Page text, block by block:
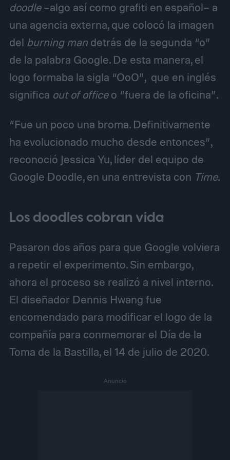
doodle–algo así como grafiti en español– a
una agencia externa, que colocó la imagen
del burning mandetrás de la segunda “o”
de la palabra Google. De esta manera, el
logo formaba la sigla “OoO”, que en inglés
significa out of officeo “fuera de la oficina”.
“Fue un poco una broma. Definitivamente
ha evolucionado mucho desde entonces”,
reconoció Jessica Yu, líder del equipo de
Google Doodle, en una entrevista con Time.
Los doodles cobran vida
Pasaron dos años para que Google volviera
a repetir el experimento. Sin embargo,
ahora el proceso se realizó a nivel interno.
El diseñador Dennis Hwang fue
encomendado para modificar el logo de la
compañía para conmemorar el Día de la
Toma de la Bastilla, el 14 de julio de 2020.